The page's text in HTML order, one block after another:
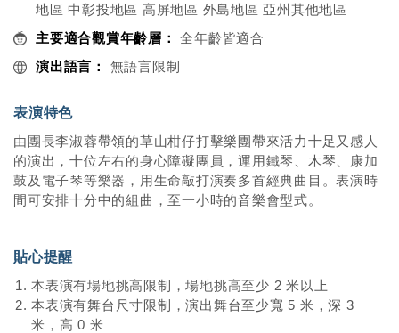
地區 中彰投地區 高屏地區 外島地區 亞州其他地區
主要適合觀賞年齡層：
全年齡皆適合
演出語言：
無語言限制
表演特色
由團長李淑蓉帶領的草山柑仔打擊樂團帶來活力十足又感人
的演出，十位左右的身心障礙團員，運用鐵琴、木琴、康加
鼓及電子琴等樂器，用生命敲打演奏多首經典曲目。表演時
間可安排十分中的組曲，至一小時的音樂會型式。
貼心提醒
本表演有場地挑高限制，場地挑高至少 2 米以上
本表演有舞台尺寸限制，演出舞台至少寬 5 米，深 3
米，高 0 米